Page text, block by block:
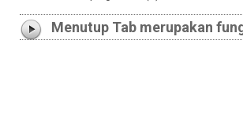
Menutup Tab merupakan